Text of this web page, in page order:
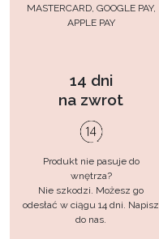
MASTERCARD, GOOGLE PAY,
APPLE PAY
14 dni
na zwrot
Produkt nie pasuje do
wnętrza?
Nie szkodzi. Możesz go
odesłać w ciągu 14 dni. Napisz
do nas.